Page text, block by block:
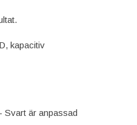
kapacitiv
Svart är anpassad